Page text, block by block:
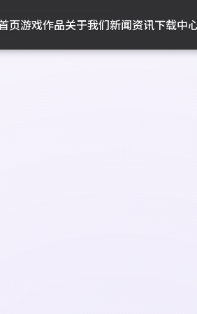
页游戏作品关于我们新闻资讯下载中